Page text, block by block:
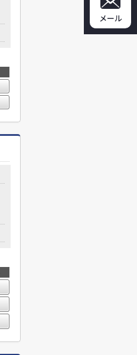
メール